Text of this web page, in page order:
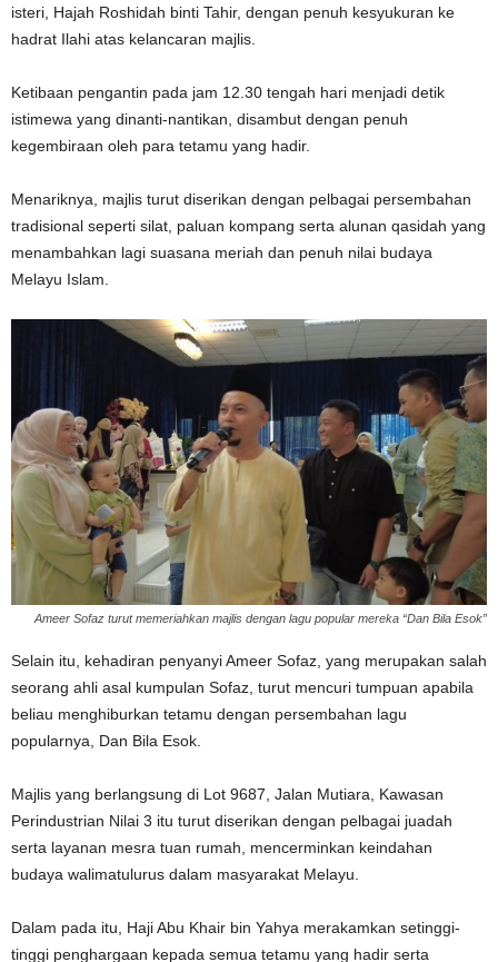
isteri, Hajah Roshidah binti Tahir, dengan penuh kesyukuran ke
hadrat Ilahi atas kelancaran majlis.
Ketibaan pengantin pada jam 12.30 tengah hari menjadi detik
istimewa yang dinanti-nantikan, disambut dengan penuh
kegembiraan oleh para tetamu yang hadir.
Menariknya, majlis turut diserikan dengan pelbagai persembahan
tradisional seperti silat, paluan kompang serta alunan qasidah yang
menambahkan lagi suasana meriah dan penuh nilai budaya
Melayu Islam.
Ameer Sofaz turut memeriahkan majlis dengan lagu popular mereka “Dan Bila Esok”
Selain itu, kehadiran penyanyiAmeer Sofaz, yang merupakan salah
seorang ahli asal kumpulan Sofaz, turut mencuri tumpuan apabila
beliau menghiburkan tetamu dengan persembahan lagu
popularnya, Dan Bila Esok.
Majlis yang berlangsung di Lot 9687, Jalan Mutiara, Kawasan
Perindustrian Nilai 3 itu turut diserikan dengan pelbagai juadah
serta layanan mesra tuan rumah, mencerminkan keindahan
budaya walimatulurus dalam masyarakat Melayu.
Dalam pada itu, Haji Abu Khair bin Yahya merakamkan setinggi-
tinggi penghargaan kepada semua tetamu yang hadir serta